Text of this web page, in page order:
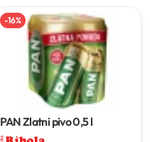
-16%
PAN Zlatni pivo0,5 l